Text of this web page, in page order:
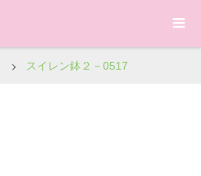
スイレン鉢２－0517